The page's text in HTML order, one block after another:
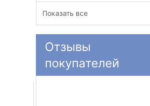
Показать все
Отзывы
покупателей